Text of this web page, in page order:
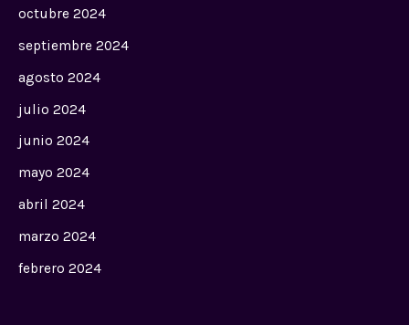
octubre 2024
septiembre 2024
agosto 2024
julio 2024
junio 2024
mayo 2024
abril 2024
marzo 2024
febrero 2024